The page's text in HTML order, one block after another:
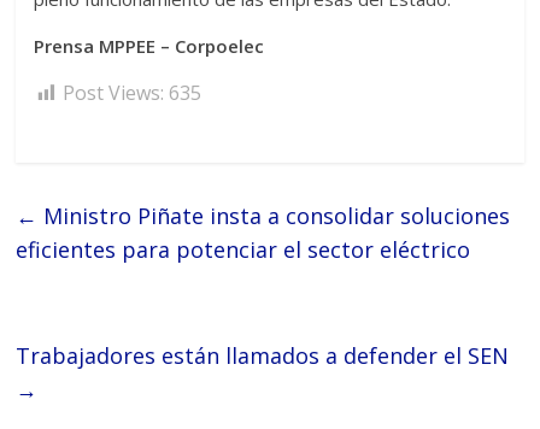
Prensa MPPEE – Corpoelec
Post Views: 635
← Ministro Piñate insta a consolidar soluciones
eficientes para potenciar el sector eléctrico
Trabajadores están llamados a defender el SEN
→